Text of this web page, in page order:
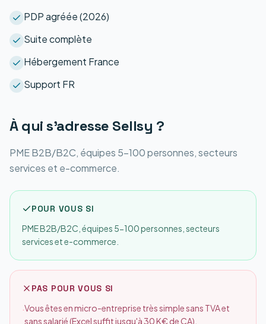
PDP agréée (2026)
Suite complète
Hébergement France
Support FR
À qui s'adresse Sellsy ?
PME B2B/B2C, équipes 5-100 personnes, secteurs
services et e-commerce.
POUR VOUS SI
PME B2B/B2C, équipes 5-100 personnes, secteurs
services et e-commerce.
PAS POUR VOUS SI
·Vous êtes en micro-entreprise très simple sans TVA et
sans salarié (Excel suffit jusqu'à 30 K€ de CA).